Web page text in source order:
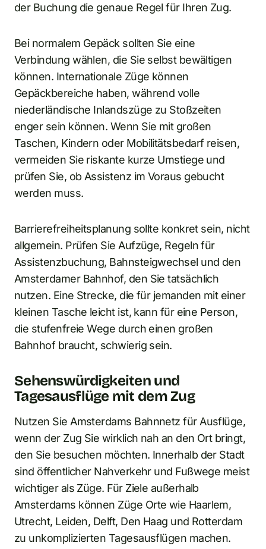
der Buchung die genaue Regel für Ihren Zug.
Bei normalem Gepäck sollten Sie eine
Verbindung wählen, die Sie selbst bewältigen
können. Internationale Züge können
Gepäckbereiche haben, während volle
niederländische Inlandszüge zu Stoßzeiten
enger sein können. Wenn Sie mit großen
Taschen, Kindern oder Mobilitätsbedarf reisen,
vermeiden Sie riskante kurze Umstiege und
prüfen Sie, ob Assistenz im Voraus gebucht
werden muss.
Barrierefreiheitsplanung sollte konkret sein, nicht
allgemein. Prüfen Sie Aufzüge, Regeln für
Assistenzbuchung, Bahnsteigwechsel und den
Amsterdamer Bahnhof, den Sie tatsächlich
nutzen. Eine Strecke, die für jemanden mit einer
kleinen Tasche leicht ist, kann für eine Person,
die stufenfreie Wege durch einen großen
Bahnhof braucht, schwierig sein.
Sehenswürdigkeiten und
Tagesausflüge mit dem Zug
Nutzen Sie Amsterdams Bahnnetz für Ausflüge,
wenn der Zug Sie wirklich nah an den Ort bringt,
den Sie besuchen möchten. Innerhalb der Stadt
sind öffentlicher Nahverkehr und Fußwege meist
wichtiger als Züge. Für Ziele außerhalb
Amsterdams können Züge Orte wie Haarlem,
Utrecht, Leiden, Delft, Den Haag und Rotterdam
zu unkomplizierten Tagesausflügen machen.